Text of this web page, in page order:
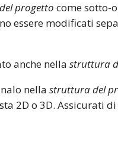
progetto come sotto-
essere modificati
anche nella struttura
nella struttura del
2D o 3D. Assicurati di